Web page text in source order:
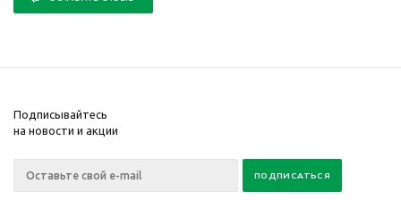
Подписывайтесь
на новости и акции